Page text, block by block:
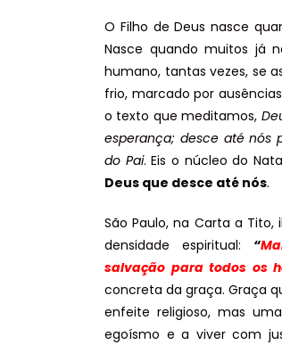
O Filho de Deus nasce
Nasce quando muitos já
humano, tantas vezes, se
frio, marcado por
o texto que meditamos,
esperança; desce até nós
do Pai. Eis o núcleo do
Deus que desce até nós.
São Paulo, na Carta a
densidade espiritual: “
salvação para todos os
concreta da graça. Graça
enfeite religioso, mas
egoísmo e a viver com